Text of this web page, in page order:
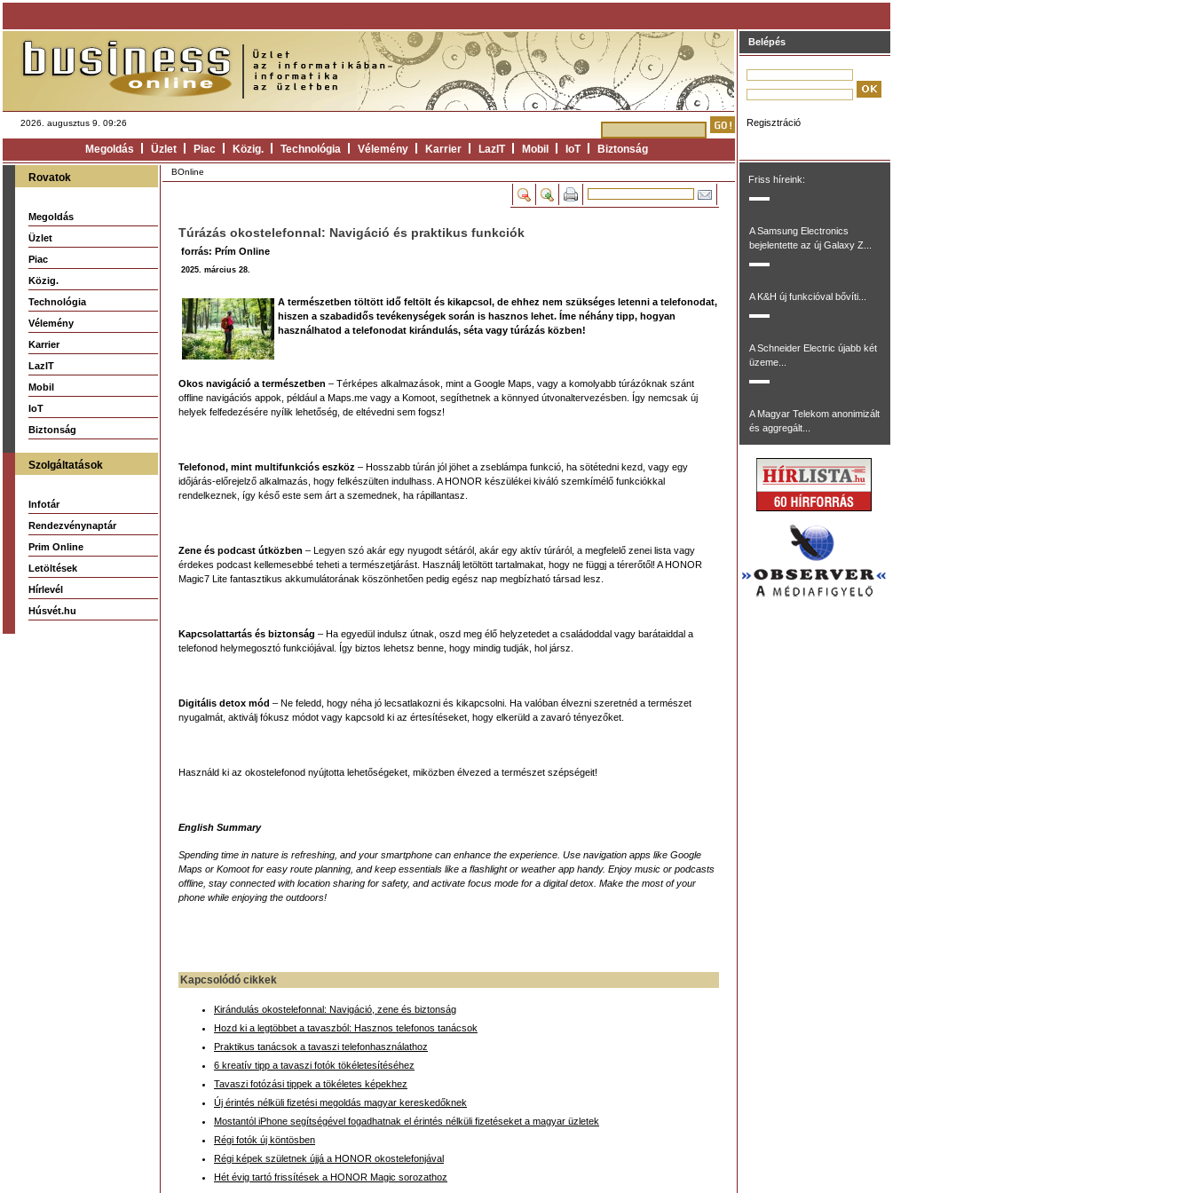
2026. augusztus 9. 09:26
Megoldás Üzlet Piac Közig. Technológia Vélemény Karrier LazIT Mobil IoT Biztonság
Rovatok
Megoldás
Üzlet
Piac
Közig.
Technológia
Vélemény
Karrier
LazIT
Mobil
IoT
Biztonság
Szolgáltatások
Infotár
Rendezvénynaptár
Prim Online
Letöltések
Hírlevél
Húsvét.hu
BOnline
Túrázás okostelefonnal: Navigáció és praktikus funkciók
forrás: Prím Online
2025. március 28.
A természetben töltött idő feltölt és kikapcsol, de ehhez nem szükséges letenni a telefonodat,
hiszen a szabadidős tevékenységek során is hasznos lehet. Íme néhány tipp, hogyan
használhatod a telefonodat kirándulás, séta vagy túrázás közben!
Okos navigáció a természetben – Térképes alkalmazások, mint a Google Maps, vagy a komolyabb túrázóknak szánt
offline navigációs appok, például a Maps.me vagy a Komoot, segíthetnek a könnyed útvonaltervezésben. Így nemcsak új
helyek felfedezésére nyílik lehetőség, de eltévedni sem fogsz!
Telefonod, mint multifunkciós eszköz – Hosszabb túrán jól jöhet a zseblámpa funkció, ha sötétedni kezd, vagy egy
időjárás-előrejelző alkalmazás, hogy felkészülten indulhass. A HONOR készülékei kiváló szemkímélő funkciókkal
rendelkeznek, így késő este sem árt a szemednek, ha rápillantasz.
Zene és podcast útközben – Legyen szó akár egy nyugodt sétáról, akár egy aktív túráról, a megfelelő zenei lista vagy
érdekes podcast kellemesebbé teheti a természetjárást. Használj letöltött tartalmakat, hogy ne függj a térerőtől! A HONOR
Magic7 Lite fantasztikus akkumulátorának köszönhetően pedig egész nap megbízható társad lesz.
Kapcsolattartás és biztonság – Ha egyedül indulsz útnak, oszd meg élő helyzetedet a családoddal vagy barátaiddal a
telefonod helymegosztó funkciójával. Így biztos lehetsz benne, hogy mindig tudják, hol jársz.
Digitális detox mód – Ne feledd, hogy néha jó lecsatlakozni és kikapcsolni. Ha valóban élvezni szeretnéd a természet
nyugalmát, aktiválj fókusz módot vagy kapcsold ki az értesítéseket, hogy elkerüld a zavaró tényezőket.
Használd ki az okostelefonod nyújtotta lehetőségeket, miközben élvezed a természet szépségeit!
English Summary
Spending time in nature is refreshing, and your smartphone can enhance the experience. Use navigation apps like Google
Maps or Komoot for easy route planning, and keep essentials like a flashlight or weather app handy. Enjoy music or podcasts
offline, stay connected with location sharing for safety, and activate focus mode for a digital detox. Make the most of your
phone while enjoying the outdoors!
Kapcsolódó cikkek
Kirándulás okostelefonnal: Navigáció, zene és biztonság
Hozd ki a legtöbbet a tavaszból: Hasznos telefonos tanácsok
Praktikus tanácsok a tavaszi telefonhasználathoz
6 kreatív tipp a tavaszi fotók tökéletesítéséhez
Tavaszi fotózási tippek a tökéletes képekhez
Új érintés nélküli fizetési megoldás magyar kereskedőknek
Mostantól iPhone segítségével fogadhatnak el érintés nélküli fizetéseket a magyar üzletek
Régi fotók új köntösben
Régi képek születnek újjá a HONOR okostelefonjával
Hét évig tartó frissítések a HONOR Magic sorozathoz
Belépés
Regisztráció
Friss híreink:
A Samsung Electronics
bejelentette az új Galaxy Z...
A K&H új funkcióval bővíti...
A Schneider Electric újabb két
üzeme...
A Magyar Telekom anonimizált
és aggregált...